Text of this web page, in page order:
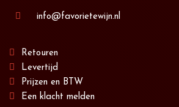
info@favorietewijn.nl
Retouren
Levertijd
Prijzen en BTW
Een klacht melden